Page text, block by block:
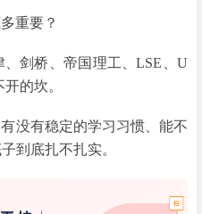
重要？
剑桥、帝国理工、LSE、U
的坎。
没有稳定的学习习惯、能不
到底扎不扎实。